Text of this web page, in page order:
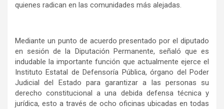
quienes radican en las comunidades más alejadas.
Mediante un punto de acuerdo presentado por el diputado
en sesión de la Diputación Permanente, señaló que es
indudable la importante función que actualmente ejerce el
Instituto Estatal de Defensoría Pública, órgano del Poder
Judicial del Estado para garantizar a las personas su
derecho constitucional a una debida defensa técnica y
jurídica, esto a través de ocho oficinas ubicadas en todas